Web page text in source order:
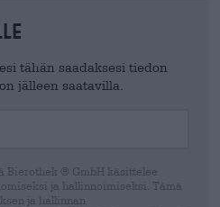
tähän saadaksesi tiedon
jälleen saatavilla.
Bierothek ® GmbH käsittelee
ja hallinnoimiseksi. Tämä
ja hallinnan